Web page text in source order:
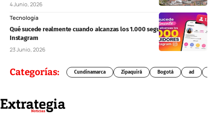
4 Junio, 2026
Tecnología
Qué sucede realmente cuando alcanzas los 1.000 seguidores en
Instagram
23 Junio, 2026
Categorías: Cundinamarca Zipaquirá Bogotá ad